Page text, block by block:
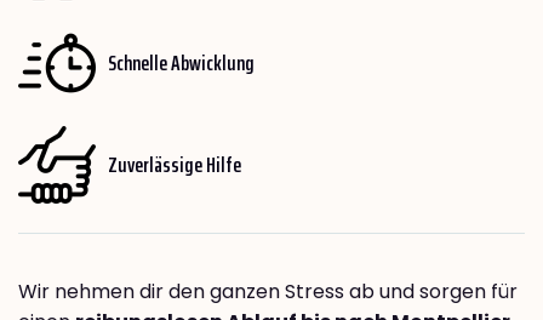
Schnelle Abwicklung
Zuverlässige Hilfe
Wir nehmen dir den ganzen Stress ab und sorgen für